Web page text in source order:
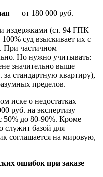
— от 180 000 руб.
издержками (ст. 94 ГПК
суд взыскивает их с
При частичном
Но нужно учитывать:
значительно выше
стандартную квартиру),
пределов.
иске о недостатках
руб. на экспертизу
до 80-90%. Кроме
служит базой для
соглашается на мировую,
ошибок при заказе